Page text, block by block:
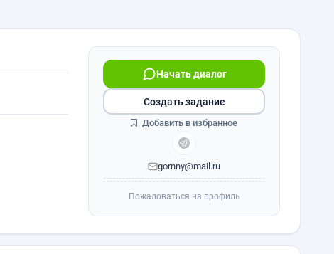
Начать диалог
gornny@mail.ru
Создать задание
Добавить в избранное
Пожаловаться на профиль